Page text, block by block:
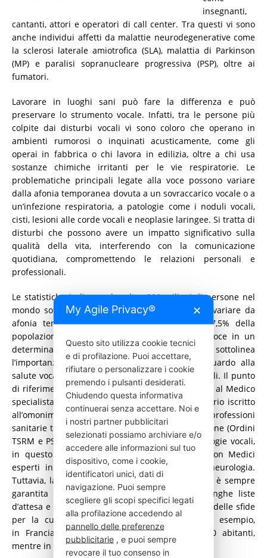
insegnanti,
cantanti, attori e operatori di call center. Tra questi vi sono
anche individui affetti da malattie neurodegenerative come
la sclerosi laterale amiotrofica (SLA), malattia di Parkinson
(MP) e paralisi sopranucleare progressiva (PSP), oltre ai
fumatori.
Lavorare in luoghi sani può fare la differenza e può
preservare lo strumento vocale. Infatti, tra le persone più
colpite dai disturbi vocali vi sono coloro che operano in
ambienti rumorosi o inquinati acusticamente, come gli
operai in fabbrica o chi lavora in edilizia, oltre a chi usa
sostanze chimiche irritanti per le vie respiratorie. Le
problematiche principali legate alla voce possono variare
dalla afonia temporanea dovuta a un sovraccarico vocale o a
un’infezione respiratoria, a patologie come i noduli vocali,
cisti, lesioni alle corde vocali e neoplasie laringee. Si tratta di
disturbi che possono avere un impatto significativo sulla
qualità della vita, interferendo con la comunicazione
quotidiana, compromettendo le relazioni personali e
professionali.
Le statistiche indicano che oltre 300 milioni di persone nel
mondo soffrono di disturbi vocali, che possono variare da
afonia temporanea a patologie più gravi. Il 7,5% della
popolazione mondiale soffre di disturbi della voce in un
determinato momento della vita. Questo sottolinea
l’importanza di una consapevolezza diffusa riguardo alla
salute vocale e alla prevenzione dei disturbi vocali. Il punto
di riferimento di chi ha problemi di voce, insieme al Medico
specialista, è il Logopedista, professionista sanitario iscritto
all’omonimo albo, che afferisce agli Ordini delle professioni
sanitarie tecniche, della riabilitazione e prevenzione (Ordini
TSRM e PSTRP). Punti di riferimento per le patologie vocali,
in questo ambito lavorano a stretto contatto con Medici
esperti in foniatria, audiologia, ma anche in neurologia.
Tuttavia, la riabilitazione della salute vocale non è sempre
garantita su tutto il territorio nazionale. Le lunghe liste
d’attesa e la carenza di personale rappresentano delle sfide
per la cura delle patologie vocali. A titolo di esempio,
in Francia ci sono 45 Logopedisti per 100.000 abitanti,
mentre in Italia ve ne sono solo 18.
My Agile Privacy® ✕
Questo sito utilizza cookie tecnici
e di profilazione. Puoi accettare,
rifiutare o personalizzare i cookie
premendo i pulsanti desiderati.
Chiudendo questa informativa
continuerai senza accettare. Noi e
i nostri partner pubblicitari
selezionati possiamo archiviare e/o
accedere alle informazioni sul tuo
dispositivo, come i cookie,
identificatori unici, dati di
navigazione. Puoi sempre
scegliere gli scopi specifici legati
alla profilazione accedendo al
pannello delle preferenze
pubblicitarie, e puoi sempre
revocare il tuo consenso in